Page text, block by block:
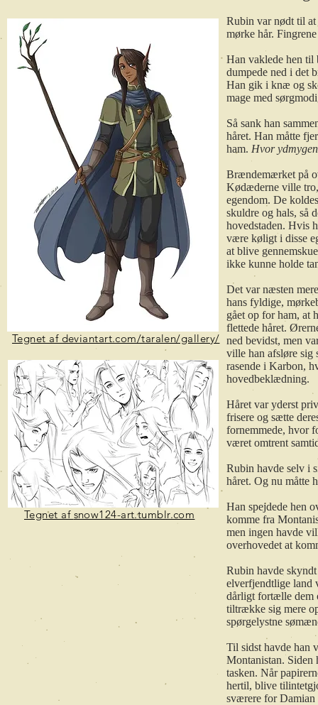
Tegnet af deviantart.com/taralen/gallery/
Tegnet af snow124-art.tumblr.com
Rubin var nødt til at
mørke hår.
Han vaklede hen til
dumpede ned i det
Han gik i knæ og
mage med
Så sank han
håret. Han måtte
ham. Hvor
Brændemærket på
Kødæderne ville tro,
egendom. De
skuldre og hals, så
hovedstaden. Hvis
være køligt i disse
at blive
ikke kunne holde
Det var næsten
hans fyldige,
gået op for ham, at
flettede håret.
ned bevidst, men
ville han afsløre sig
rasende i Karbon,
hovedbeklædning.
Håret var yderst
frisere og sætte
fornemmede, hvor
været omtrent
Rubin havde selv i
håret. Og nu måtte
Han spejdede hen
komme fra
men ingen havde
overhovedet at
Rubin havde
elverfjendtlige land
dårligt fortælle dem
tiltrække sig mere
spørgelystne
Til sidst havde han
Montanistan. Siden
tasken. Når
hertil, blive
sværere for